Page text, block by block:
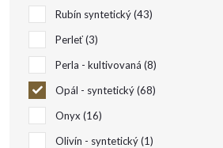
Rubín syntetický 43
Perleť 3
Perla - kultivovaná 8
Opál - syntetický 68
Onyx 16
Olivín - syntetický 1